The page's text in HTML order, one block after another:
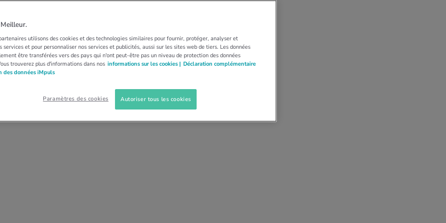
de hernie discale?
douloureuse et restreindre fortement la
Nous vous disons comment réagir face à
utilisons des cookies et des technologies similaires pour fournir, protéger, analyser et
services et pour personnaliser nos services et publicités, aussi sur les sites web de tiers. Les données
être transférées vers des pays qui n'ont peut-être pas un niveau de protection des données
trouverez plus d'informations dans nos informations sur les cookies | Déclaration complémentaire
des données iMpuls
Paramètres des cookies Autoriser tous les cookies